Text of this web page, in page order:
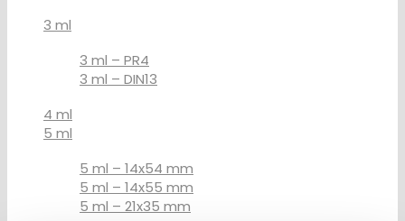
3 ml
3 ml – PR4
3 ml – DIN13
4 ml
5 ml
5 ml – 14x54 mm
5 ml – 14x55 mm
5 ml – 21x35 mm